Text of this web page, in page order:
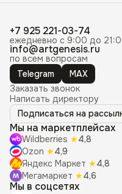
+7 925 221-03-74
ежедневно с 9:00 до
info@artgenesis.ru
по всем вопросам
Telegram
MAX
Заказать звонок
Написать директору
Подписаться на
Мы на маркетплейсах
Wildberries ★4,8
Ozon ★4,9
Яндекс Маркет ★4,8
Мегамаркет ★4,6
Мы в соцсетях